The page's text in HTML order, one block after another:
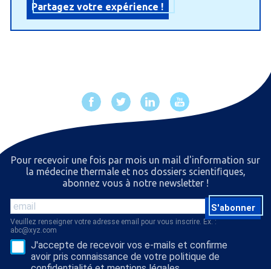
Partagez votre expérience !
Pour recevoir une fois par mois un mail d'information sur
la médecine thermale et nos dossiers scientiﬁques,
abonnez vous à notre newsletter !
S'abonner
Veuillez renseigner votre adresse email pour vous inscrire. Ex. :
abc@xyz.com
J'accepte de recevoir vos e-mails et confirme
avoir pris connaissance de votre politique de